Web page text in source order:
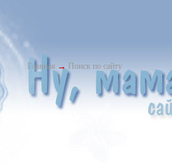
Главная → Поиск по сайту